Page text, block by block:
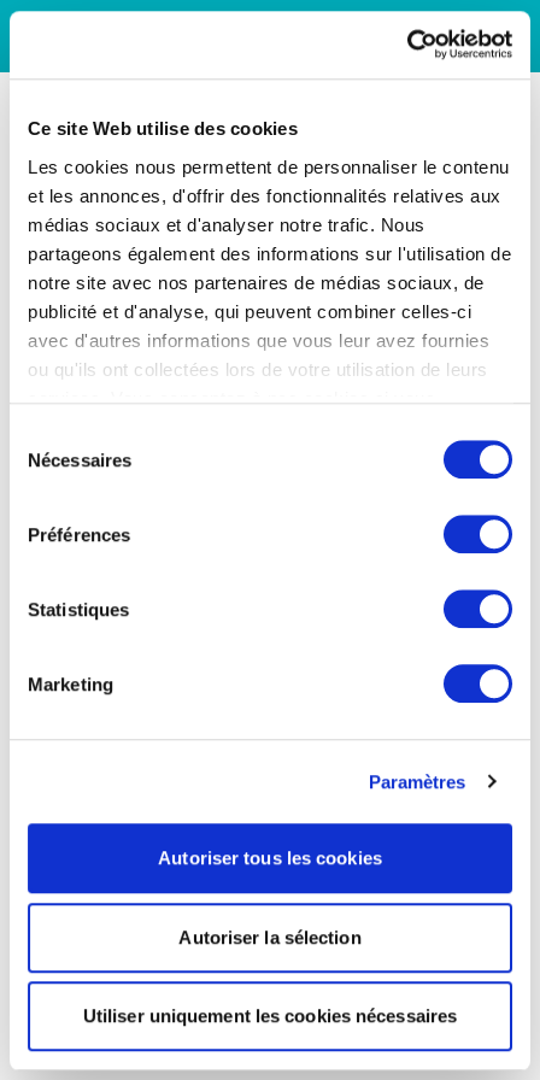
Ce site Web utilise des cookies
Les cookies nous permettent de personnaliser le contenu
et les annonces, d'offrir des fonctionnalités relatives aux
médias sociaux et d'analyser notre trafic. Nous
partageons également des informations sur l'utilisation de
notre site avec nos partenaires de médias sociaux, de
publicité et d'analyse, qui peuvent combiner celles-ci
avec d'autres informations que vous leur avez fournies
ou qu'ils ont collectées lors de votre utilisation de leurs
Nécessaires
Préférences
Statistiques
Marketing
Paramètres
Autoriser tous les cookies
Autoriser la sélection
Utiliser uniquement les cookies nécessaires